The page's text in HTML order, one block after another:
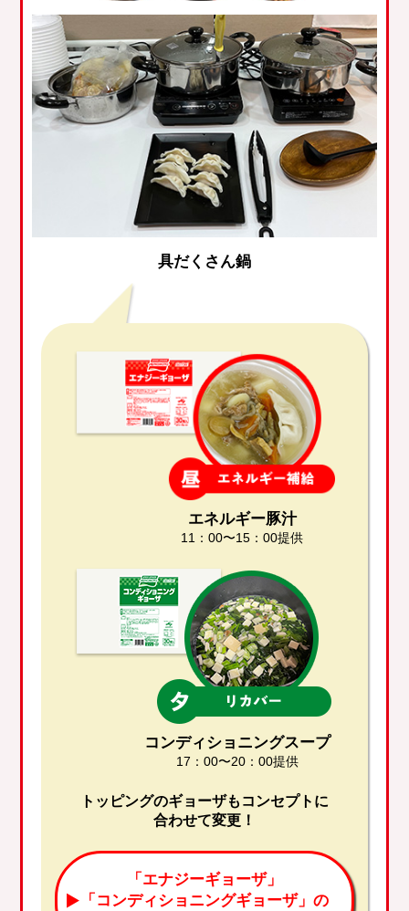
具だくさん鍋
エネルギー豚汁
11：00〜15：00提供
コンディショニングスープ
17：00〜20：00提供
トッピングのギョーザも コンセプトに
合わせて変更！
「エナジーギョーザ」
「コンディショニングギョーザ」の